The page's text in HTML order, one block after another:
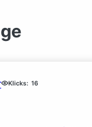
Klicks: 16